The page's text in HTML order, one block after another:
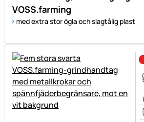
VOSS.farming
med extra stor ögla och slagtålig plast